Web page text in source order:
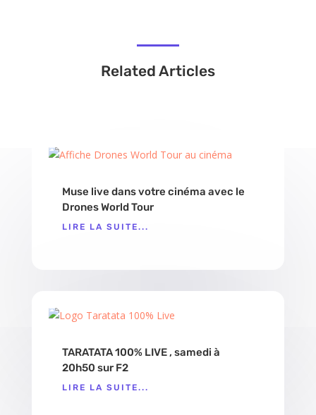
Related Articles
Muse live dans votre cinéma avec le
Drones World Tour
LIRE LA SUITE...
TARATATA 100% LIVE , samedi à
20h50 sur F2
LIRE LA SUITE...